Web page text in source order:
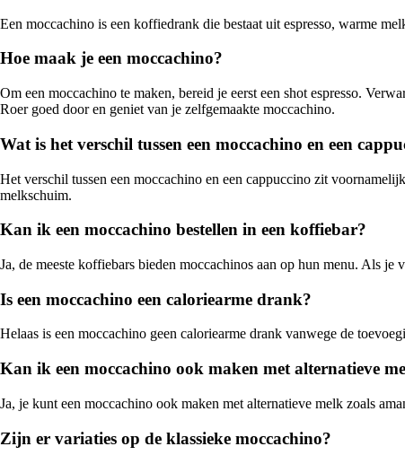
Een moccachino is een koffiedrank die bestaat uit espresso, warme
Hoe maak je een moccachino?
Om een moccachino te maken, bereid je eerst een shot espresso.
Roer goed door en geniet van je zelfgemaakte moccachino.
Wat is het verschil tussen een moccachino en een
Het verschil tussen een moccachino en een cappuccino zit
melkschuim.
Kan ik een moccachino bestellen in een koffiebar?
Ja, de meeste koffiebars bieden moccachinos aan op hun menu. Als
Is een moccachino een caloriearme drank?
Helaas is een moccachino geen caloriearme drank vanwege de
Kan ik een moccachino ook maken met alternatieve
Ja, je kunt een moccachino ook maken met alternatieve melk zoals
Zijn er variaties op de klassieke moccachino?